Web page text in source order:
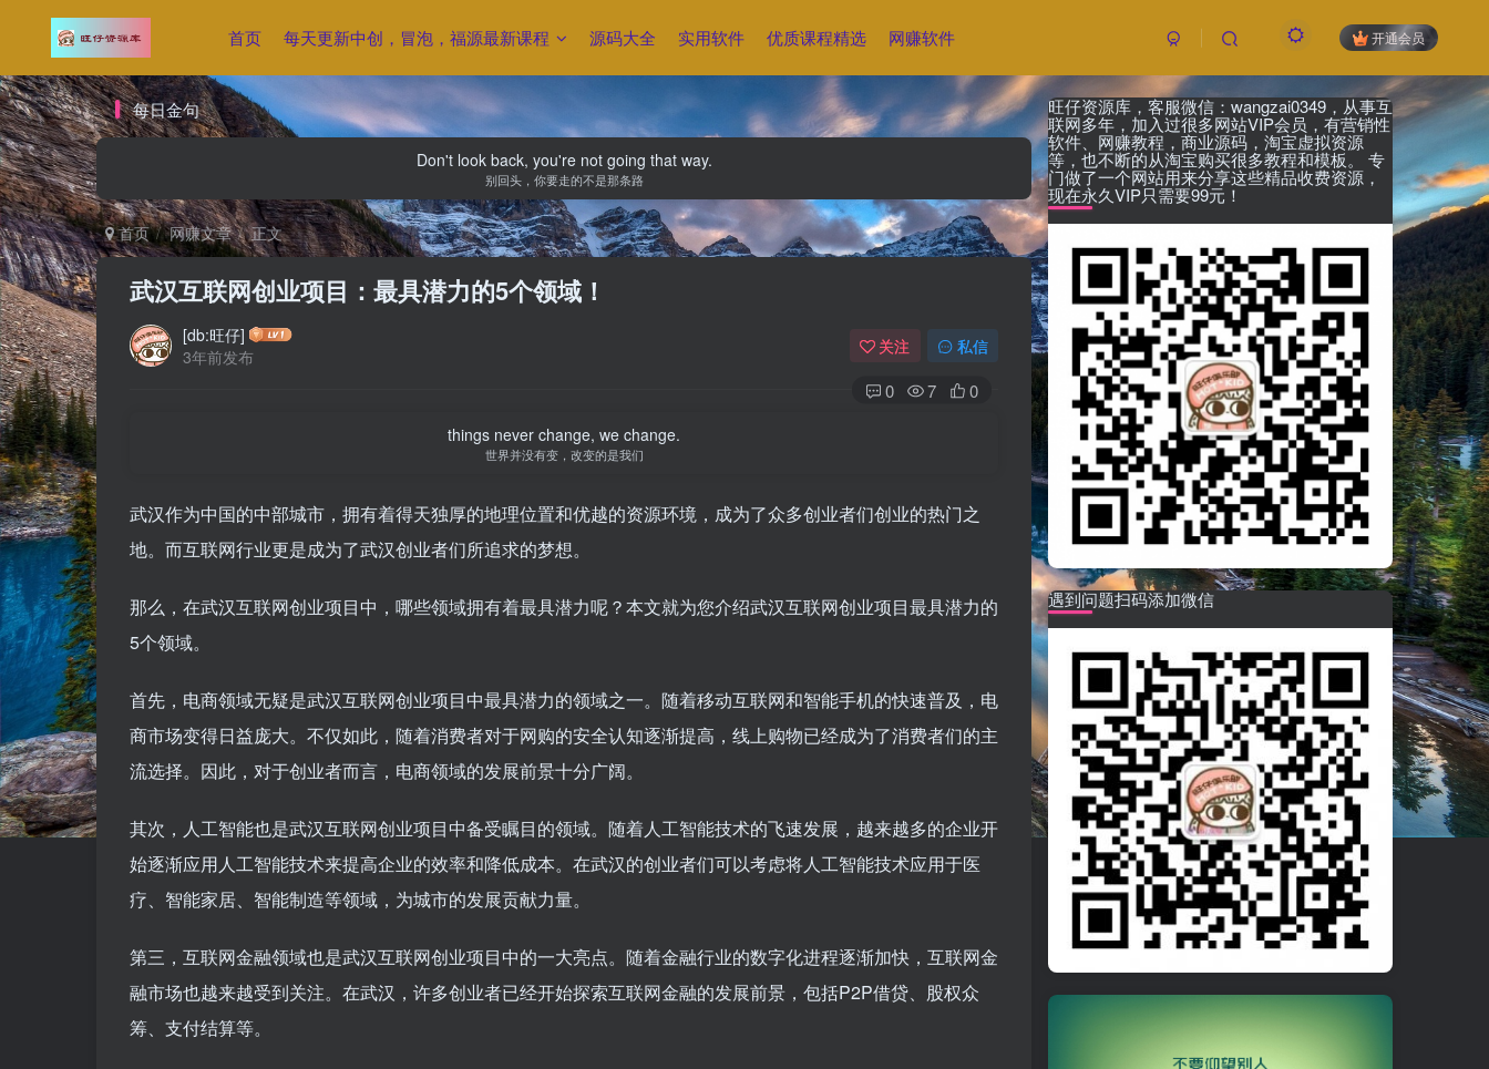
首页 每天更新中创，冒泡，福源最新课程 源码大全 实用软件 优质课程精选 网赚软件 开通会员
每日金句
Don't look back, you're not going that way.
别回头，你要走的不是那条路
首页 网赚文章 正文
武汉互联网创业项目：最具潜力的5个领域！
[db:旺仔]
3年前发布
关注 私信
0 7 0
things never change, we change.
世界并没有变，改变的是我们
武汉作为中国的中部城市，拥有着得天独厚的地理位置和优越的资源环境，成为了众多创业者们创业的热门之
地。而互联网行业更是成为了武汉创业者们所追求的梦想。
那么，在武汉互联网创业项目中，哪些领域拥有着最具潜力呢？本文就为您介绍武汉互联网创业项目最具潜力的
5个领域。
首先，电商领域无疑是武汉互联网创业项目中最具潜力的领域之一。随着移动互联网和智能手机的快速普及，电
商市场变得日益庞大。不仅如此，随着消费者对于网购的安全认知逐渐提高，线上购物已经成为了消费者们的主
流选择。因此，对于创业者而言，电商领域的发展前景十分广阔。
其次，人工智能也是武汉互联网创业项目中备受瞩目的领域。随着人工智能技术的飞速发展，越来越多的企业开
始逐渐应用人工智能技术来提高企业的效率和降低成本。在武汉的创业者们可以考虑将人工智能技术应用于医
疗、智能家居、智能制造等领域，为城市的发展贡献力量。
第三，互联网金融领域也是武汉互联网创业项目中的一大亮点。随着金融行业的数字化进程逐渐加快，互联网金
融市场也越来越受到关注。在武汉，许多创业者已经开始探索互联网金融的发展前景，包括P2P借贷、股权众
筹、支付结算等。
旺仔资源库，客服微信：wangzai0349，从事互
联网多年，加入过很多网站VIP会员，有营销性
软件、网赚教程，商业源码，淘宝虚拟资源
等，也不断的从淘宝购买很多教程和模板。 专
门做了一个网站用来分享这些精品收费资源，
现在永久VIP只需要99元！
遇到问题扫码添加微信